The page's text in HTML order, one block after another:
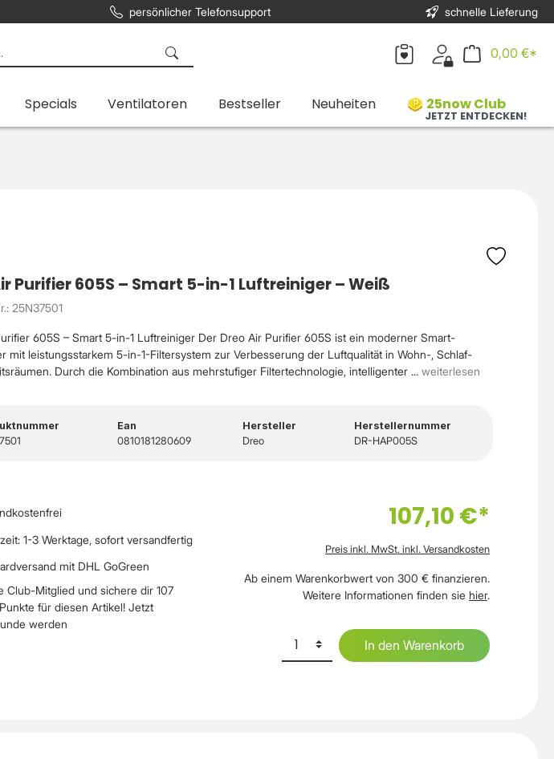
persönlicher Telefonsupport schnelle Lieferung
0,00 €*
Specials Ventilatoren Bestseller Neuheiten 25now Club
JETZT ENTDECKEN!
Purifier 605S – Smart 5-in-1 Luftreiniger – Weiß
25N37501
605S – Smart 5-in-1 Luftreiniger Der Dreo Air Purifier 605S ist ein moderner Smart-
mit leistungsstarkem 5-in-1-Filtersystem zur Verbesserung der Luftqualität in Wohn-, Schlaf-
Durch die Kombination aus mehrstufiger Filtertechnologie, intelligenter ... weiterlesen
Ean
0810181280609
Hersteller
Dreo
Herstellernummer
DR-HAP005S
1-3 Werktage, sofort versandfertig
mit DHL GoGreen
Club-Mitglied und sichere dir 107
für diesen Artikel! Jetzt
werden
107,10 €*
Preis inkl. MwSt. inkl. Versandkosten
Ab einem Warenkorbwert von 300 € finanzieren.
Weitere Informationen finden sie hier.
In den Warenkorb